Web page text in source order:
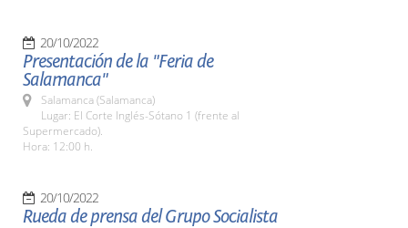
20/10/2022
Presentación de la "Feria de
Salamanca"
Salamanca (Salamanca)
Lugar: El Corte Inglés-Sótano 1 (frente al
Supermercado).
Hora: 12:00 h.
20/10/2022
Rueda de prensa del Grupo Socialista